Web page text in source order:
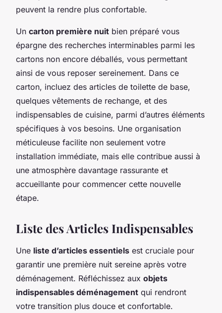
peuvent la rendre plus confortable.
Un carton première nuit bien préparé vous
épargne des recherches interminables parmi les
cartons non encore déballés, vous permettant
ainsi de vous reposer sereinement. Dans ce
carton, incluez des articles de toilette de base,
quelques vêtements de rechange, et des
indispensables de cuisine, parmi d’autres éléments
spécifiques à vos besoins. Une organisation
méticuleuse facilite non seulement votre
installation immédiate, mais elle contribue aussi à
une atmosphère davantage rassurante et
accueillante pour commencer cette nouvelle
étape.
Liste des Articles Indispensables
Une liste d’articles essentiels est cruciale pour
garantir une première nuit sereine après votre
déménagement. Réfléchissez aux objets
indispensables déménagement qui rendront
votre transition plus douce et confortable.